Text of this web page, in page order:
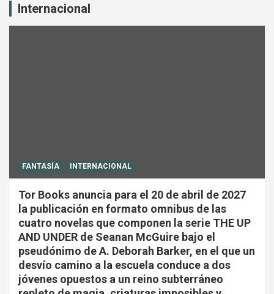
Internacional
FANTASÍA INTERNACIONAL
Tor Books anuncia para el 20 de abril de 2027
la publicación en formato omnibus de las
cuatro novelas que componen la serie THE UP
AND UNDER de Seanan McGuire bajo el
pseudónimo de A. Deborah Barker, en el que un
desvío camino a la escuela conduce a dos
jóvenes opuestos a un reino subterráneo